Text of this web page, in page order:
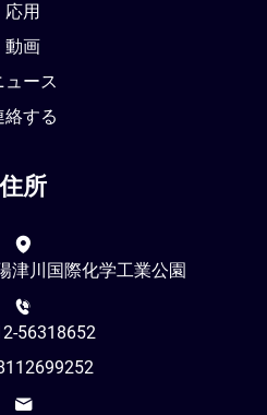
応用
動画
ュース
絡する
住所
津川国際化学工業公園
56318652